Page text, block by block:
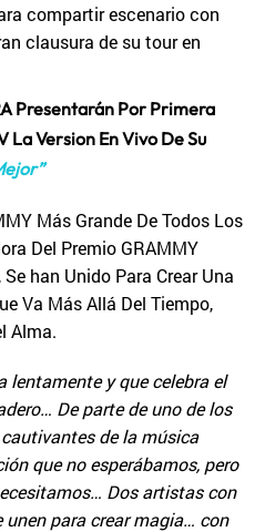
compartir escenario con
clausura de su tour en
Presentarán Por Primera
La Version En Vivo De Su
Más Grande De Todos Los
Del Premio GRAMMY
han Unido Para Crear Una
Va Más Allá Del Tiempo,
Alma.
lentamente y que celebra el
De parte de uno de los
de la música
que no esperábamos, pero
Dos artistas con
para crear magia… con